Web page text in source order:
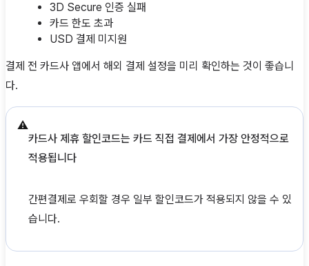
3D Secure 인증 실패
카드 한도 초과
USD 결제 미지원
결제 전 카드사 앱에서 해외 결제 설정을 미리 확인하는 것이 좋습니
다.
⚠️
카드사 제휴 할인코드는 카드 직접 결제에서 가장 안정적으로
적용됩니다
간편결제로 우회할 경우 일부 할인코드가 적용되지 않을 수 있
습니다.